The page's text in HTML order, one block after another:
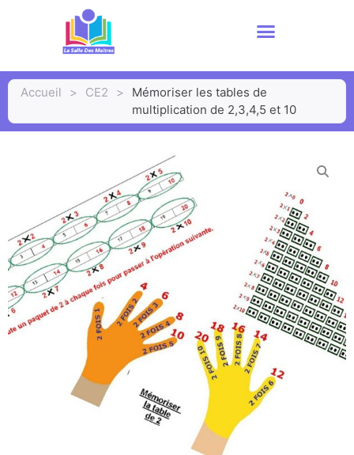
Accueil > CE2 >
Mémoriser les tables de
multiplication de 2,3,4,5 et 10